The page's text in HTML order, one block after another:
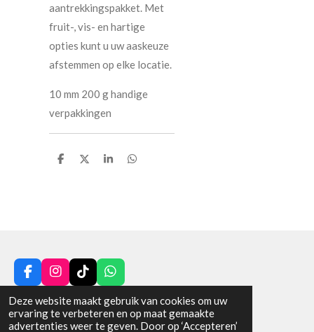
Deze website maakt gebruik van cookies om uw
ervaring te verbeteren en op maat gemaakte
advertenties weer te geven. Door op ‘Accepteren’
aantrekkingspakket. Met
fruit-, vis- en hartige
opties kunt u uw aaskeuze
afstemmen op elke locatie.
10 mm 200 g handige
verpakkingen
D
D
S
D
F
a
c
e
b
I
n
s
t
a
T
i
k
T
o
W
h
a
t
s
© 2025 - 2026 VAN DE POL HENGELSPORT
Powered byJouwWeb